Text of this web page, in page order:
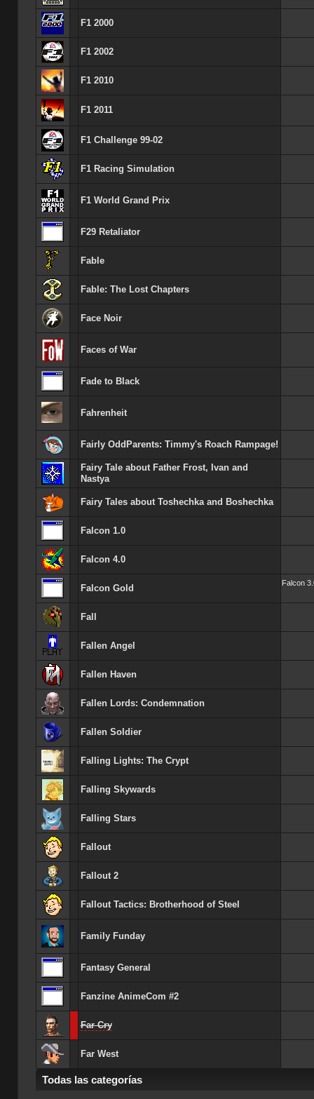
F1 2000
F1 2002
F1 2010
F1 2011
F1 Challenge 99-02
F1 Racing Simulation
F1 World Grand Prix
F29 Retaliator
Fable
Fable: The Lost Chapters
Face Noir
Faces of War
Fade to Black
Fahrenheit
Fairly OddParents: Timmy's Roach Rampage!
Fairy Tale about Father Frost, Ivan and
Nastya
Fairy Tales about Toshechka and Boshechka
Falcon 1.0
Falcon 4.0
Falcon Gold Falcon
Fall
Fallen Angel
Fallen Haven
Fallen Lords: Condemnation
Fallen Soldier
Falling Lights: The Crypt
Falling Skywards
Falling Stars
Fallout
Fallout 2
Fallout Tactics: Brotherhood of Steel
Family Funday
Fantasy General
Fanzine AnimeCom #2
Far Cry
Far West
Todas las categorías